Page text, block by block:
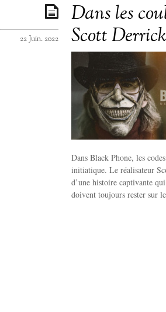
Dans les
Scott
22 Juin. 2022
Dans Black Phone, les
initiatique. Le réalisateur
d’une histoire captivante
doivent toujours rester sur